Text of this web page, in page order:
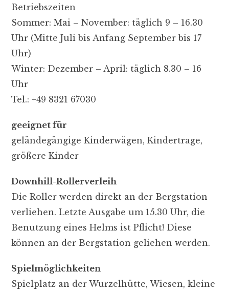
Betriebszeiten
Sommer: Mai – November: täglich 9 – 16.30
Uhr (Mitte Juli bis Anfang September bis 17
Uhr)
Winter: Dezember – April: täglich 8.30 – 16
Uhr
Tel.: +49 8321 67030
geeignet für
geländegängige Kinderwägen, Kindertrage,
größere Kinder
Downhill-Rollerverleih
Die Roller werden direkt an der Bergstation
verliehen. Letzte Ausgabe um 15.30 Uhr, die
Benutzung eines Helms ist Pflicht! Diese
können an der Bergstation geliehen werden.
Spielmöglichkeiten
Spielplatz an der Wurzelhütte, Wiesen, kleine